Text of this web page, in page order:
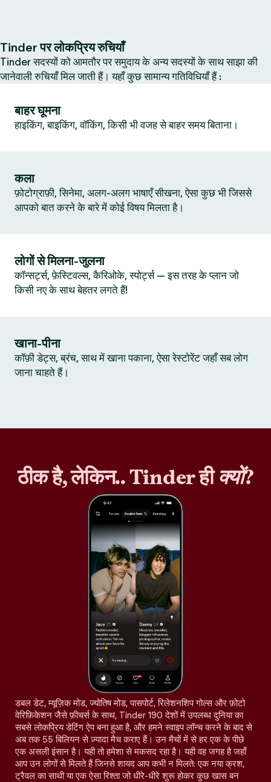
Tinder पर लोकप्रिय रुचियाँ
Tinder सदस्यों को आमतौर पर समुदाय के अन्य सदस्यों के साथ साझा की
जानेवाली रुचियाँ मिल जाती हैं। यहाँ कुछ सामान्य गतिविधियाँ हैं :
बाहर घूमना
हाइकिंग, बाइकिंग, वॉकिंग, किसी भी वजह से बाहर समय बिताना।
कला
फ़ोटोग्राफ़ी, सिनेमा, अलग-अलग भाषाएँ सीखना, ऐसा कुछ भी जिससे
आपको बात करने के बारे में कोई विषय मिलता है।
लोगों से मिलना-जुलना
कॉन्सर्ट्स, फ़ेस्टिवल्स, कैरिओके, स्पोर्ट्स — इस तरह के प्लान जो
किसी नए के साथ बेहतर लगते हैं!
खाना-पीना
कॉफ़ी डेट्स, ब्रंच, साथ में खाना पकाना, ऐसा रेस्टोरेंट जहाँ सब लोग
जाना चाहते हैं।
ठीक है, लेकिन.. Tinder हीक्यों?
डबल डेट, म्यूज़िक मोड, ज्योतिष मोड, पासपोर्ट, रिलेशनशिप गोल्स और फ़ोटो
वेरिफ़िकेशन जैसे फ़ीचर्स के साथ, Tinder 190 देशों में उपलब्ध दुनिया का
सबसे लोकप्रिय डेटिंग ऐप बना हुआ है, और हमने स्वाइप लॉन्च करने के बाद से
अब तक 55 बिलियन से ज़्यादा मैच कराए हैं। उन मैचों में से हर एक के पीछे
एक असली इंसान है। यही तो हमेशा से मकसद रहा है। यही वह जगह है जहाँ
आप उन लोगों से मिलते हैं जिनसे शायद आप कभी न मिलते: एक नया क्रश,
ट्रैवल का साथी या एक ऐसा रिश्ता जो धीरे-धीरे शुरू होकर कुछ खास बन